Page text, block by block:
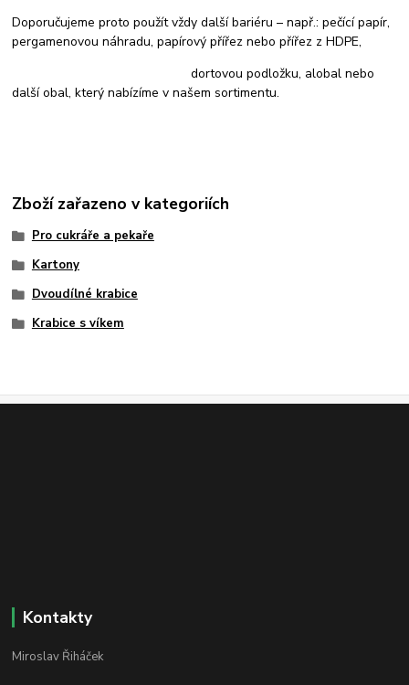
Doporučujeme proto použít vždy další bariéru – např.: pečící papír,
pergamenovou náhradu, papírový přířez nebo přířez z HDPE,
dortovou podložku, alobal nebo
další obal, který nabízíme v našem sortimentu.
Zboží zařazeno v kategoriích
Pro cukráře a pekaře
Kartony
Dvoudílné krabice
Krabice s víkem
Kontakty
Miroslav Řiháček